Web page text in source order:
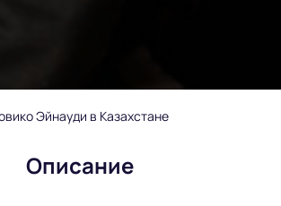
Эйнауди в Казахстане
Описание